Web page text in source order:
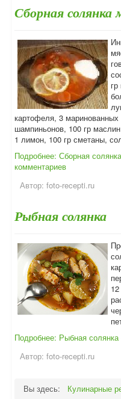
Сборная
картофеля, 3 маринованных
шампиньонов, 100 гр
1 лимон, 100 гр сметаны,
Подробнее: Сборная
комментариев
Автор: foto-recepti.ru
Рыбная солянка
Подробнее: Рыбная солянка
Автор: foto-recepti.ru
Вы здесь: Кулинарные